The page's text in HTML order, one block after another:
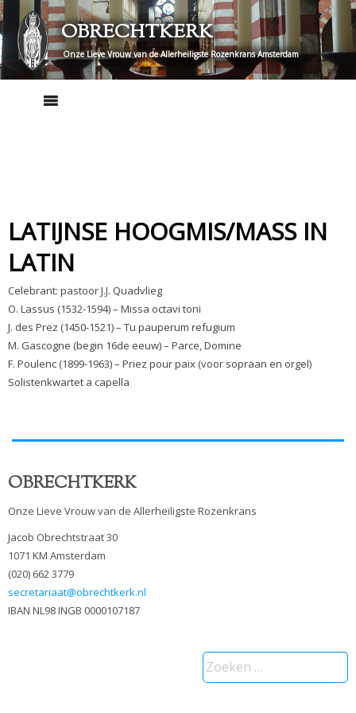
Skip
to
content
OBRECHTKERK
Onze Lieve Vrouw van de Allerheiligste Rozenkrans Amsterdam
LATIJNSE HOOGMIS/MASS IN
LATIN
Celebrant: pastoor J.J. Quadvlieg
O. Lassus (1532-1594) – Missa octavi toni
J. des Prez (1450-1521) – Tu pauperum refugium
M. Gascogne (begin 16de eeuw) – Parce, Domine
F. Poulenc (1899-1963) – Priez pour paix (voor sopraan en orgel)
Solistenkwartet a capella
OBRECHTKERK
Onze Lieve Vrouw van de Allerheiligste Rozenkrans
Jacob Obrechtstraat 30
1071 KM Amsterdam
(020) 662 3779
secretariaat@obrechtkerk.nl
IBAN NL98 INGB 0000107187
Zoeken
naar: